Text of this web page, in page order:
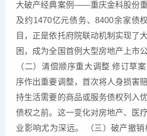
大破产经典案例——重庆金科股份
及约1470亿元债务、8400余家债
目，正是依托府院联动机制实现了
困，成为全国首例大型房地产上市
（二）清偿顺序重大调整 修订草
序作出重要调整，首次将人身损害
持生活需要的商品或服务债权列入
债权之前。这一变化对房地产、医
业影响尤为深远。 （三）破产撤